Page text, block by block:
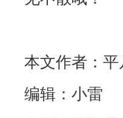
本文作者：
编辑：小雷